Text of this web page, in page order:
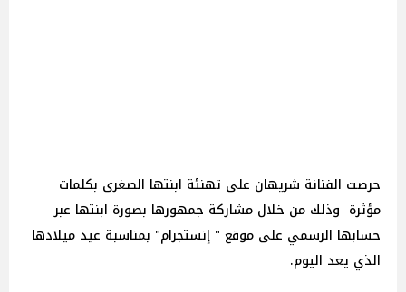
حرصت الفنانة شريهان على تهنئة ابنتها الصغرى بكلمات
مؤثرة وذلك من خلال مشاركة جمهورها بصورة ابنتها عبر
حسابها الرسمي على موقع " إنستجرام" بمناسبة عيد ميلادها
الذي يعد اليوم.